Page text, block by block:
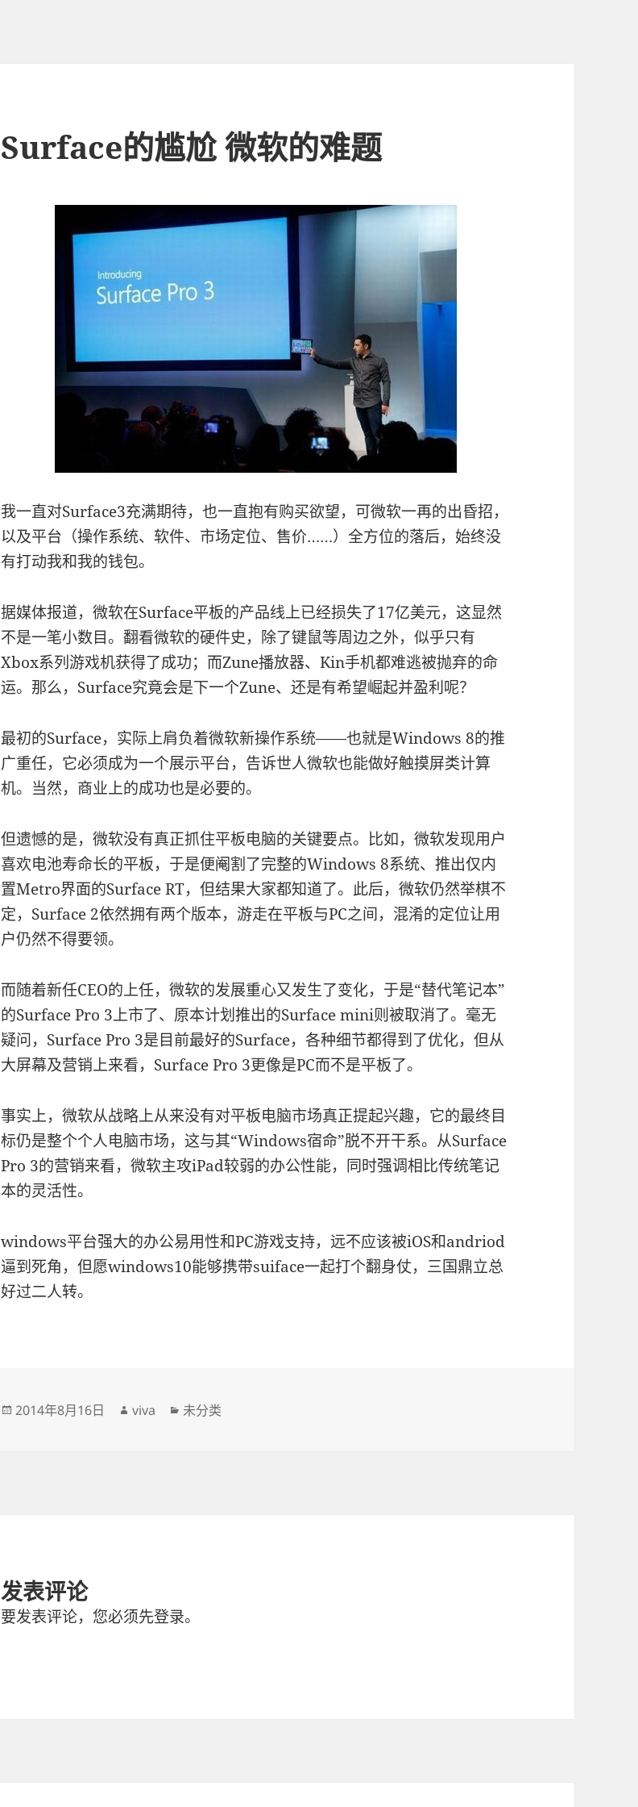
Surface的尴尬 微软的难题
我一直对Surface3充满期待，也一直抱有购买欲望，可微软一再的出昏招，
以及平台（操作系统、软件、市场定位、售价……）全方位的落后，始终没
有打动我和我的钱包。
据媒体报道，微软在Surface平板的产品线上已经损失了17亿美元，这显然
不是一笔小数目。翻看微软的硬件史，除了键鼠等周边之外，似乎只有
Xbox系列游戏机获得了成功；而Zune播放器、Kin手机都难逃被抛弃的命
运。那么，Surface究竟会是下一个Zune、还是有希望崛起并盈利呢？
最初的Surface，实际上肩负着微软新操作系统——也就是Windows 8的推
广重任，它必须成为一个展示平台，告诉世人微软也能做好触摸屏类计算
机。当然，商业上的成功也是必要的。
但遗憾的是，微软没有真正抓住平板电脑的关键要点。比如，微软发现用户
喜欢电池寿命长的平板，于是便阉割了完整的Windows 8系统、推出仅内
置Metro界面的Surface RT，但结果大家都知道了。此后，微软仍然举棋不
定，Surface 2依然拥有两个版本，游走在平板与PC之间，混淆的定位让用
户仍然不得要领。
而随着新任CEO的上任，微软的发展重心又发生了变化，于是“替代笔记本”
的Surface Pro 3上市了、原本计划推出的Surface mini则被取消了。毫无
疑问，Surface Pro 3是目前最好的Surface，各种细节都得到了优化，但从
大屏幕及营销上来看，Surface Pro 3更像是PC而不是平板了。
事实上，微软从战略上从来没有对平板电脑市场真正提起兴趣，它的最终目
标仍是整个个人电脑市场，这与其“Windows宿命”脱不开干系。从Surface
Pro 3的营销来看，微软主攻iPad较弱的办公性能，同时强调相比传统笔记
本的灵活性。
windows平台强大的办公易用性和PC游戏支持，远不应该被iOS和andriod
逼到死角，但愿windows10能够携带suiface一起打个翻身仗，三国鼎立总
好过二人转。
发
2014年8月16日
作
viva
分
未分类
发表评论
要发表评论，您必须先登录。